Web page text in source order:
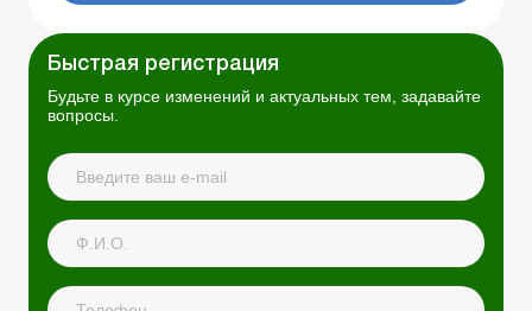
Быстрая регистрация
Будьте в курсе изменений и актуальных тем, задавайте
вопросы.